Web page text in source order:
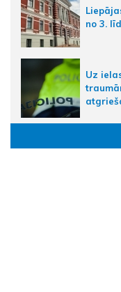
no 3.
Uz